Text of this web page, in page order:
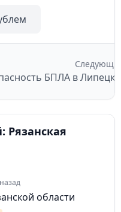
БПЛА в
Рязанская
области